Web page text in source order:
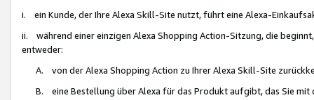
i. ein Kunde, der Ihre Alexa Skill-Site nutzt, führt eine Alexa-
ii. während einer einzigen Alexa Shopping Action-Sitzung, die
entweder:
A. von der Alexa Shopping Action zu Ihrer Alexa Skill-Site
B. eine Bestellung über Alexa für das Produkt aufgibt, das Sie mit